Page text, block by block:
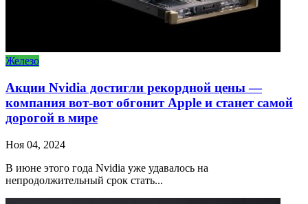
Железо
Акции Nvidia достигли рекордной цены —
компания вот-вот обгонит Apple и станет самой
дорогой в мире
Ноя 04, 2024
В июне этого года Nvidia уже удавалось на
непродолжительный срок стать...